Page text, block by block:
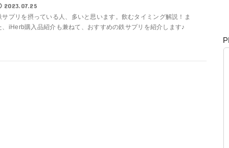
2023.07.25
サプリを摂っている人、多いと思います。飲むタイミング解説！ま
、iHerb購入品紹介も兼ねて、おすすめの鉄サプリを紹介します♪